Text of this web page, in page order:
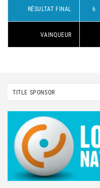
RÉSULTAT FINAL 6
VAINQUEUR
TITLE SPONSOR